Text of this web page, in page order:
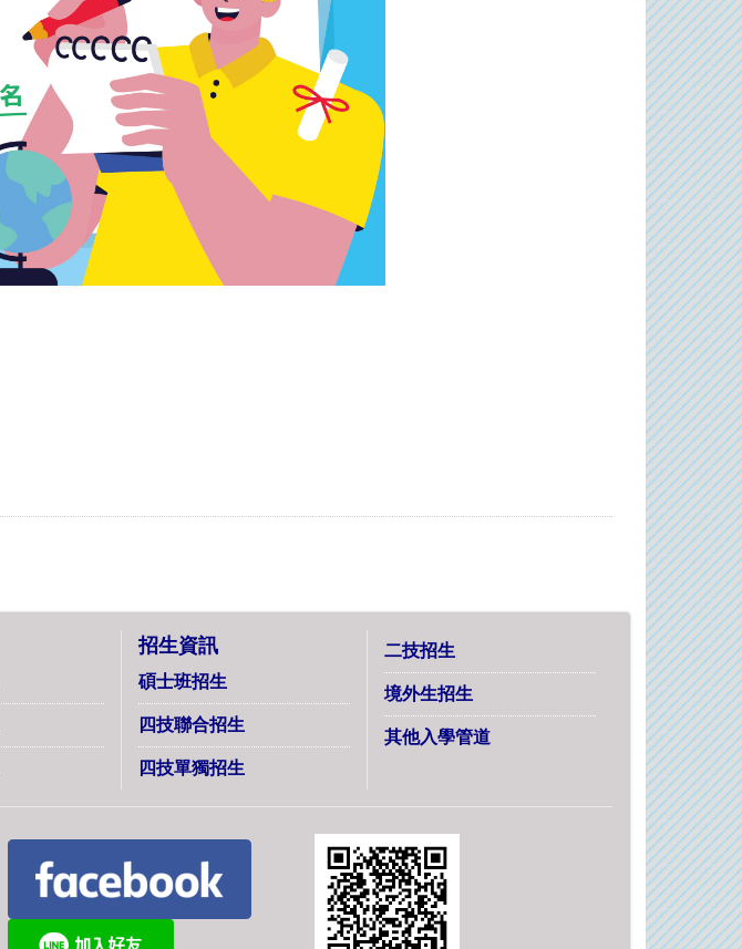
招生資訊
碩士班招生
四技聯合招生
四技單獨招生
二技招生
境外生招生
其他入學管道